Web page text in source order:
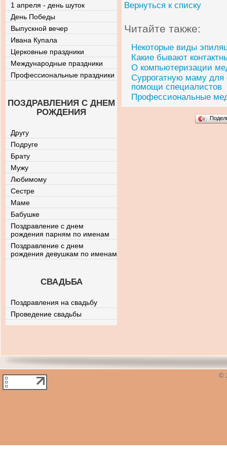
Вернуться к списку
Читайте также:
Некоторые виды
Какие бывают
О компьютеризации
Суррогатную маму
помощи специалистов
Профессиональные
1 апреля - день шуток
День Победы
Выпускной вечер
Ивана Купала
Церковные праздники
Международные праздники
Профессиональные праздники
ПОЗДРАВЛЕНИЯ С ДНЕМ
РОЖДЕНИЯ
Другу
Подруге
Брату
Мужу
Любимому
Сестре
Маме
Бабушке
Поздравление с днем
рождения парням по именам
Поздравление с днем
рождения девушкам по именам
СВАДЬБА
Поздравления на свадьбу
Проведение свадьбы
©